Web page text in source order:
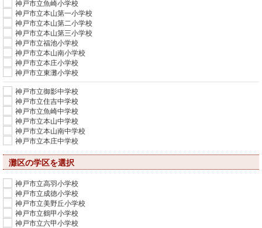
神戸市立魚崎小学校
神戸市立本山第一小学校
神戸市立本山第二小学校
神戸市立本山第三小学校
神戸市立福池小学校
神戸市立本山南小学校
神戸市立本庄小学校
神戸市立東灘小学校
神戸市立御影中学校
神戸市立住吉中学校
神戸市立魚崎中学校
神戸市立本山中学校
神戸市立本山南中学校
神戸市立本庄中学校
灘区の学区を選択
神戸市立高羽小学校
神戸市立成徳小学校
神戸市立美野丘小学校
神戸市立鶴甲小学校
神戸市立六甲小学校